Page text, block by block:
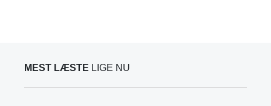
MEST LÆSTE LIGE NU